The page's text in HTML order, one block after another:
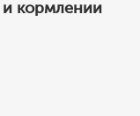
кормлении